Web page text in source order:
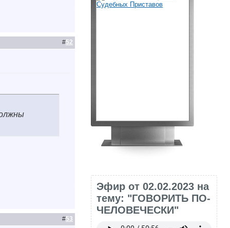
#52
#53
Эфир от 02.02.2023 на
тему: "ГОВОРИТЬ ПО-
ЧЕЛОВЕЧЕСКИ"